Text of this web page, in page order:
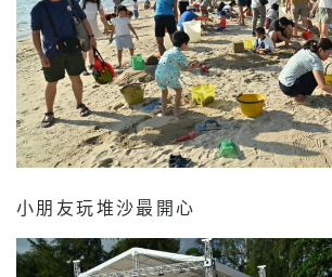
小朋友玩堆沙最開心